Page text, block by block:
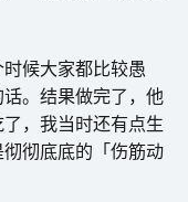
候大家都比较愚
。结果做完了，他
，我当时还有点生
彻底底的「伤筋动